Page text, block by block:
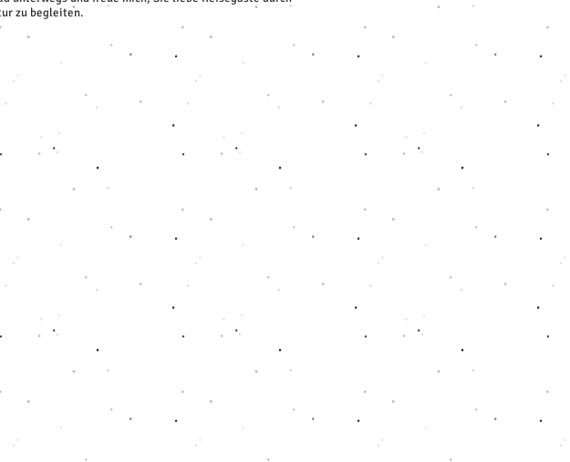
zu begleiten.